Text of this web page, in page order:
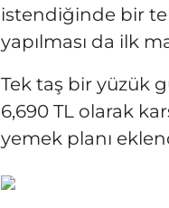
istendiğinde bir
yapılması da ilk
Tek taş bir yüzük
6,690 TL olarak
yemek planı